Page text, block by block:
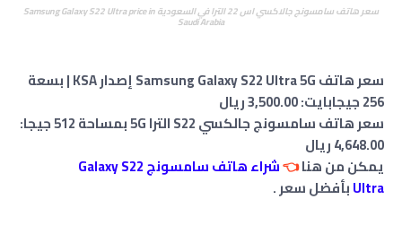
سعر هاتف سامسونج جالاكسي اس 22 الترا في السعودية Samsung Galaxy S22 Ultra price in
Saudi Arabia
سعر هاتف Samsung Galaxy S22 Ultra 5G إصدار KSA | بسعة
256 جيجابايت: 3,500.00 ريال
سعر
هاتف سامسونج جالكسي S22 الترا 5G بمساحة 512 جيجا:
‎4,648.‎00‏ريال
يمكن من هنا👈
شراء هاتف سامسونج Galaxy S22
Ultraبأفضل سعر .